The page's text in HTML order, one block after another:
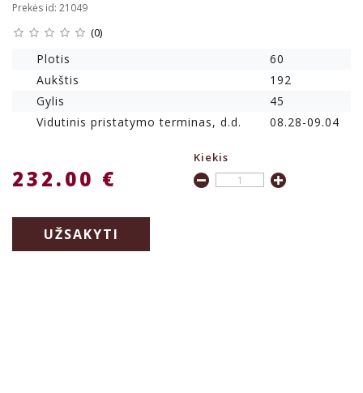
Prekės id: 21049
(0)
Plotis
60
Aukštis
192
Gylis
45
Vidutinis pristatymo terminas, d.d.
08.28-09.04
232.00 €
Kiekis
UŽSAKYTI